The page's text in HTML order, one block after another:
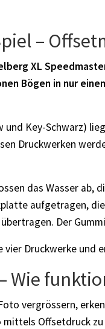
–
XL
Bögen in nur
und Key-Schwarz)
Druckwerken
das Wasser ab,
aufgetragen,
Der
Druckwerke und
Wie
vergrössern,
Offsetdruck